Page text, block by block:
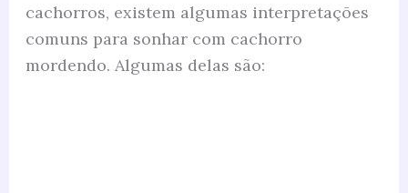
cachorros, existem algumas interpretações
comuns para sonhar com cachorro
mordendo. Algumas delas são: